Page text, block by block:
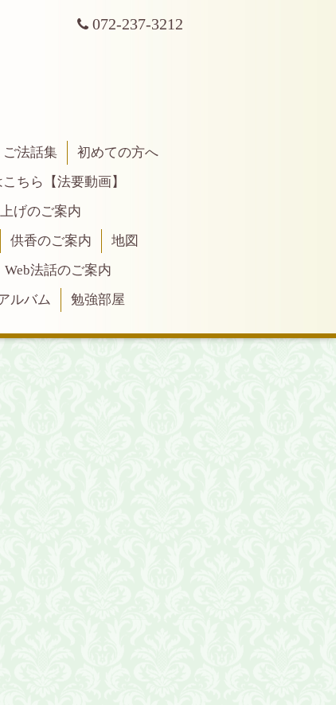
072-237-3212
法話集
初めての方へ
ちら【法要動画】
げのご案内
供香のご案内
地図
Web法話のご案内
ルバム 勉強部屋